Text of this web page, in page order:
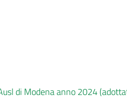
di Modena anno 2024